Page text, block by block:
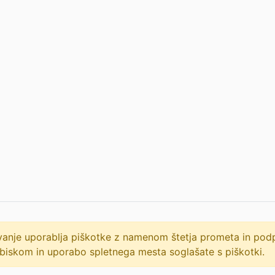
uporablja piškotke z namenom štetja prometa in
in uporabo spletnega mesta soglašate s piškotki.